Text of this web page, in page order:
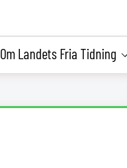
Om Landets Fria Tidning